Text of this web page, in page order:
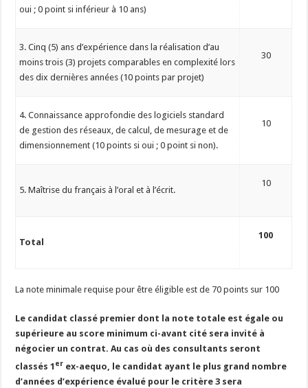
oui ; 0 point si inférieur à 10 ans)
3. Cinq (5) ans d’expérience dans la réalisation d’au
moins trois (3) projets comparables en complexité lors
des dix dernières années (10 points par projet)
30
4. Connaissance approfondie des logiciels standard
de gestion des réseaux, de calcul, de mesurage et de
dimensionnement (10 points si oui ; 0 point si non).
10
5. Maîtrise du français à l’oral et à l’écrit.
10
Total
100
La note minimale requise pour être éligible est de 70 points sur 100
Le candidat classé premier dont la note totale est égale ou
supérieure au score minimum ci-avant cité sera invité à
négocier un contrat. Au cas où des consultants seront
classés 1 er ex-aequo, le candidat ayant le plus grand nombre
d’années d’expérience évalué pour le critère3 sera